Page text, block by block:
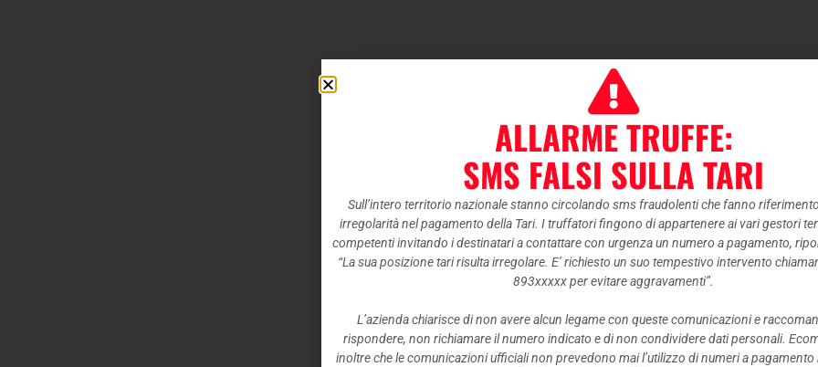
ALLARME TRUFFE:
SMS FALSI SULLA TARI
Sull’intero territorio nazionale stanno circolando sms fraudolenti che fanno
irregolarità nel pagamento della Tari. I truffatori fingono di appartenere ai vari gestori
competenti invitando i destinatari a contattare con urgenza un numero a pagamento,
“La sua posizione tari risulta irregolare. E’ richiesto un suo tempestivo intervento
893xxxxx per evitare aggravamenti”.
L’azienda chiarisce di non avere alcun legame con queste comunicazioni e
rispondere, non richiamare il numero indicato e di non condividere dati personali.
inoltre che le comunicazioni ufficiali non prevedono mai l’utilizzo di numeri a pagamento